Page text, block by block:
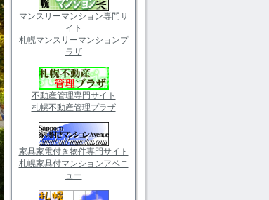
マンスリーマンション専門サ
イト
札幌マンスリーマンションプ
ラザ
不動産管理専門サイト
札幌不動産管理プラザ
家具家電付き物件専門サイト
札幌家具付マンションアベニ
ュー